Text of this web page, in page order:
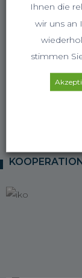
Ihnen die
wir uns an
stimmen